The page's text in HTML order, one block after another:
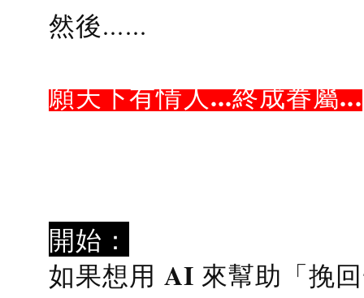
然後......
願天下有情人...終成眷屬...
開始：
如果想用 AI 來幫助「挽